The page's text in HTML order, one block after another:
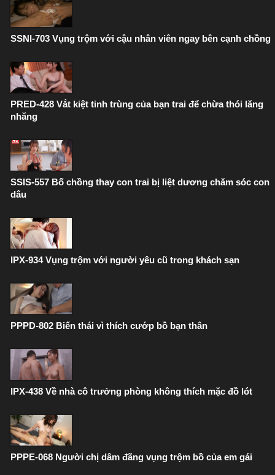
SSNI-703 Vụng trộm với cậu nhân viên ngay bên cạnh chồng
PRED-428 Vắt kiệt tinh trùng của bạn trai để chừa thói lăng
nhăng
SSIS-557 Bố chồng thay con trai bị liệt dương chăm sóc con
dâu
IPX-934 Vụng trộm với người yêu cũ trong khách sạn
PPPD-802 Biến thái vì thích cướp bồ bạn thân
IPX-438 Về nhà cô trưởng phòng không thích mặc đồ lót
PPPE-068 Người chị dâm đãng vụng trộm bồ của em gái